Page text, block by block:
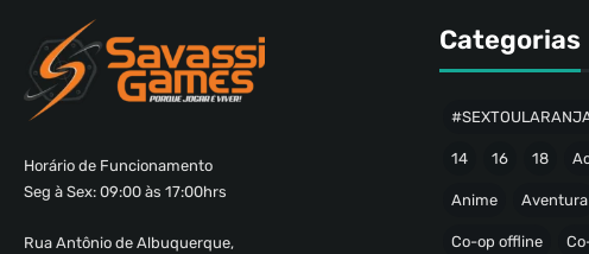
Horário de Funcionamento
Seg à Sex: 09:00 às 17:00hrs
Rua Antônio de Albuquerque,
Categorias
14 16 18
Anime Aventura
Co-op offline